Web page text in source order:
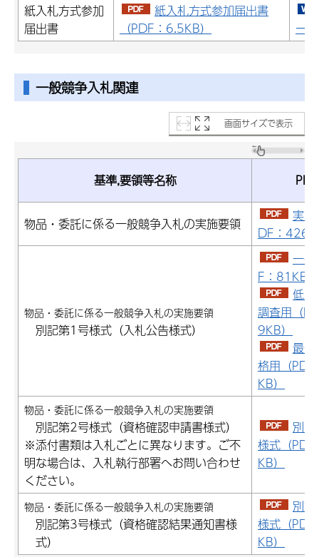
紙入札方式参加
届出書
紙入札方式参加届出書
（PDF：6.5KB）
ー
一般競争入札関連
画面サイズで表示
基準,要領等名称 PDF
物品・委託に係る一般競争入札の実施要領
実施
DF：
物品・委託に係る一般競争入札の実施要領
別記第1号様式（入札公告様式）
一
F：81KB）
低入
調査用（
9KB）
最低
格用（
KB）
物品・委託に係る一般競争入札の実施要領
別記第2号様式（資格確認申請書様式）
※添付書類は入札ごとに異なります。ご不
明な場合は、入札執行部署へお問い合わせ
ください。
別
様式（
KB）
物品・委託に係る一般競争入札の実施要領
別記第3号様式（資格確認結果通知書様
式）
別
様式（
KB）